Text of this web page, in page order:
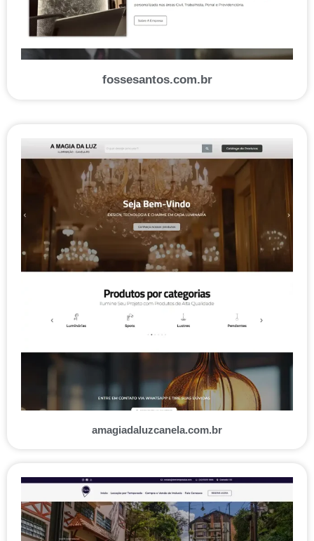
fossesantos.com.br
amagiadaluzcanela.com.br